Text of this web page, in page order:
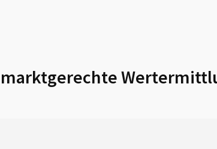
marktgerechte